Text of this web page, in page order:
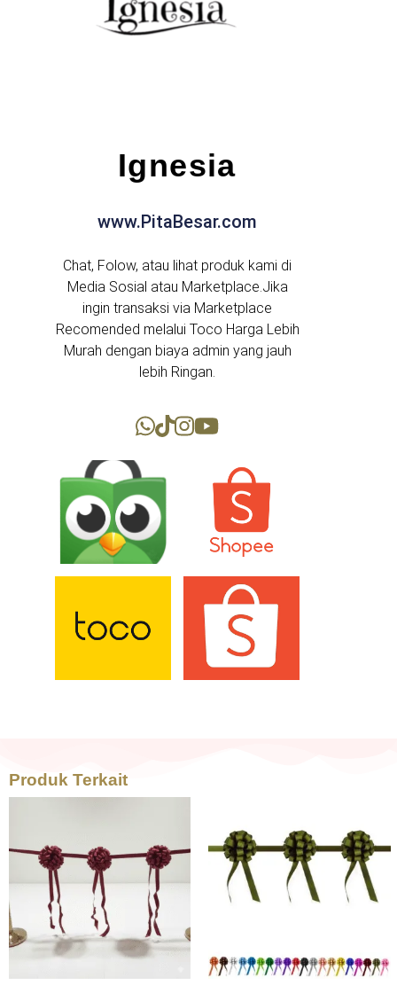
Ignesia
www.PitaBesar.com
Chat, Folow, atau lihat produk kami di
Media Sosial atau Marketplace.Jika
ingin transaksi via Marketplace
Recomended melalui Toco Harga Lebih
Murah dengan biaya admin yang jauh
lebih Ringan.
Produk Terkait